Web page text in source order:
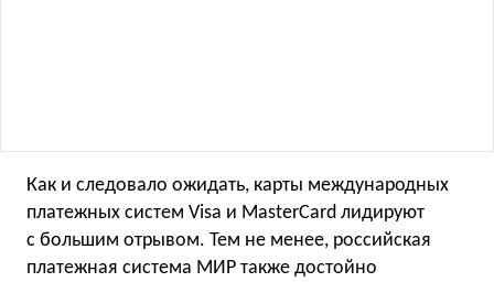
Как и следовало ожидать, карты международных
платежных систем Visa и MasterCard лидируют
с большим отрывом. Тем не менее, российская
платежная система МИР также достойно